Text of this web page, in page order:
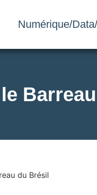
Numérique/
du Brésil